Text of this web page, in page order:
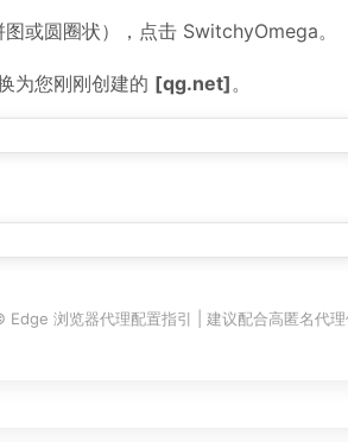
或圆圈状），点击 SwitchyOmega。
为您刚刚创建的 [qg.net]。
Edge 浏览器代理配置指引 | 建议配合高匿名代理